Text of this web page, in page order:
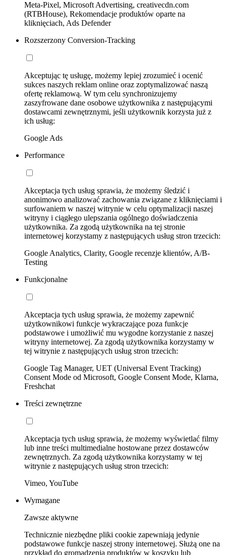
Meta-Pixel, Microsoft Advertising, creativecdn.com
(RTBHouse), Rekomendacje produktów oparte na
kliknięciach, Ads Defender
Rozszerzony Conversion-Tracking
Akceptując tę usługę, możemy lepiej zrozumieć i ocenić
sukces naszych reklam online oraz zoptymalizować naszą
ofertę reklamową. W tym celu synchronizujemy
zaszyfrowane dane osobowe użytkownika z następującymi
dostawcami zewnętrznymi, jeśli użytkownik korzysta już z
ich usług:
Google Ads
Performance
Akceptacja tych usług sprawia, że możemy śledzić i
anonimowo analizować zachowania związane z kliknięciami i
surfowaniem w naszej witrynie w celu optymalizacji naszej
witryny i ciągłego ulepszania ogólnego doświadczenia
użytkownika. Za zgodą użytkownika na tej stronie
internetowej korzystamy z następujących usług stron trzecich:
Google Analytics, Clarity, Google recenzje klientów, A/B-
Testing
Funkcjonalne
Akceptacja tych usług sprawia, że możemy zapewnić
użytkownikowi funkcje wykraczające poza funkcje
podstawowe i umożliwić mu wygodne korzystanie z naszej
witryny internetowej. Za zgodą użytkownika korzystamy w
tej witrynie z następujących usług stron trzecich:
Google Tag Manager, UET (Universal Event Tracking)
Consent Mode od Microsoft, Google Consent Mode, Klarna,
Freshchat
Treści zewnętrzne
Akceptacja tych usług sprawia, że możemy wyświetlać filmy
lub inne treści multimedialne hostowane przez dostawców
zewnętrznych. Za zgodą użytkownika korzystamy w tej
witrynie z następujących usług stron trzecich:
Vimeo, YouTube
Wymagane
Zawsze aktywne
Technicznie niezbędne pliki cookie zapewniają jedynie
podstawowe funkcje naszej strony internetowej. Służą one na
przykład do gromadzenia produktów w koszyku lub